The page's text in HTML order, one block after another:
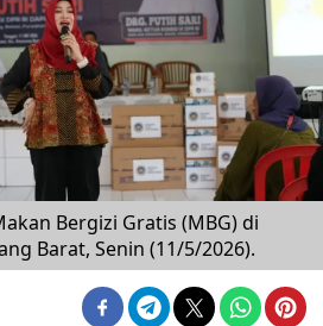
Bergizi Gratis (MBG) di
Barat, Senin (11/5/2026).